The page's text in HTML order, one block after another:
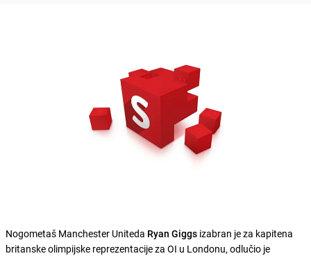
Nogometaš Manchester Uniteda Ryan Giggs izabran je za kapitena
britanske olimpijske reprezentacije za OI u Londonu, odlučio je